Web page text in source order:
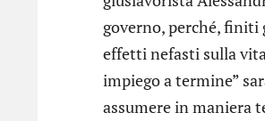
governo, perché,
effetti nefasti sulla
impiego a termine”
assumere in maniera